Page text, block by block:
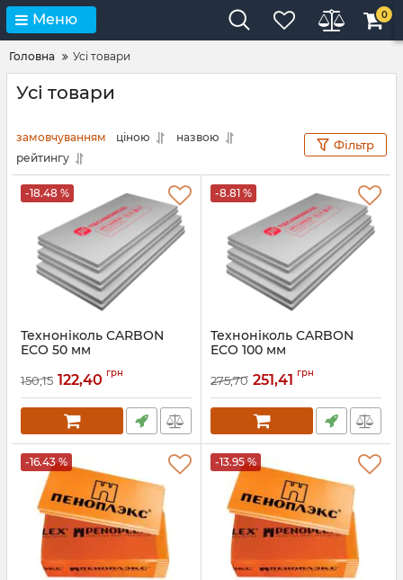
Меню 0
Головна Усі товари
Усі товари
замовчуванням ціною
назвою
рейтингу
Фільтр
-18.48 %
Техноніколь CARBON
ECO 50 мм
пінополістирол
Артикул: 033
150,15 122,40 грн
-8.81 %
Техноніколь CARBON
ECO 100 мм
пінополістирол
Артикул: 034
275,70 251,41 грн
-16.43 % -13.95 %